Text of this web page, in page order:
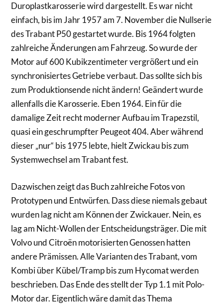
Duroplastkarosserie wird dargestellt. Es war nicht
einfach, bis im Jahr 1957 am 7. November die Nullserie
des Trabant P50 gestartet wurde. Bis 1964 folgten
zahlreiche Änderungen am Fahrzeug. So wurde der
Motor auf 600 Kubikzentimeter vergrößert und ein
synchronisiertes Getriebe verbaut. Das sollte sich bis
zum Produktionsende nicht ändern! Geändert wurde
allenfalls die Karosserie. Eben 1964. Ein für die
damalige Zeit recht moderner Aufbau im Trapezstil,
quasi ein geschrumpfter Peugeot 404. Aber während
dieser „nur“ bis 1975 lebte, hielt Zwickau bis zum
Systemwechsel am Trabant fest.
Dazwischen zeigt das Buch zahlreiche Fotos von
Prototypen und Entwürfen. Dass diese niemals gebaut
wurden lag nicht am Können der Zwickauer. Nein, es
lag am Nicht-Wollen der Entscheidungsträger. Die mit
Volvo und Citroën motorisierten Genossen hatten
andere Prämissen. Alle Varianten des Trabant, vom
Kombi über Kübel/Tramp bis zum Hycomat werden
beschrieben. Das Ende des stellt der Typ 1.1 mit Polo-
Motor dar. Eigentlich wäre damit das Thema